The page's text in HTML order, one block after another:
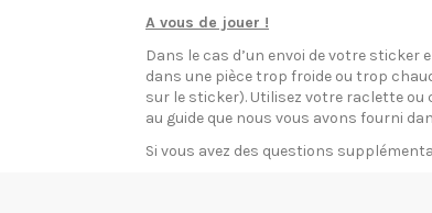
A vous de jouer !
Dans le cas d’un envoi de votre
dans une pièce trop froide ou trop
sur le sticker). Utilisez votre raclette ou
au guide que nous vous avons fourni
Si vous avez des questions